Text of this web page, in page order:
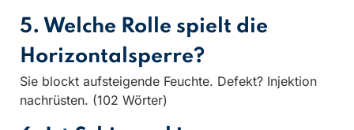
5. Welche Rolle spielt die
Horizontalsperre?
Sie blockt aufsteigende Feuchte. Defekt? Injektion
nachrüsten. (102 Wörter)